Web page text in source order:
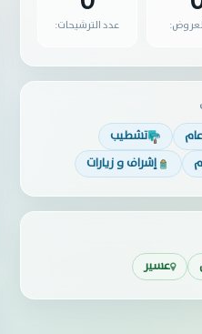
عدد الترشيحات:
تشطيب
إشراف و زيارات
عسير